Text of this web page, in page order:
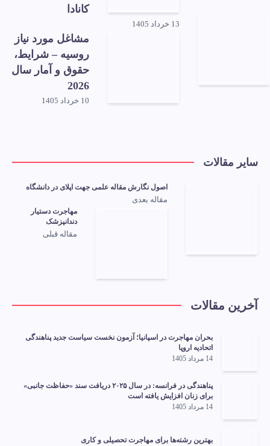
کانادا
13 خرداد 1405
مشاغل مورد نیاز
روسیه – شرایط،
حقوق و آمار سال
2026
10 خرداد 1405
سایر مقالات
اصول نگارش مقاله علمی جهت اپلای در دانشگاه
مقاله بعدی
مهاجرت دستیار
دندانپزشک
مقاله قبلی
آخرین مقالات
بحران مهاجرت در اسپانیا؛ آزمون نخست سیاست جدید پناهندگی
اتحادیه اروپا
14 مرداد 1405
پناهندگی در فرانسه: در سال ۲۰۲۵ دریافت سند «حفاظت جانبی»
برای زنان افزایش یافته است
14 مرداد 1405
بهترین رشته‌ها برای مهاجرت تحصیلی و کاری